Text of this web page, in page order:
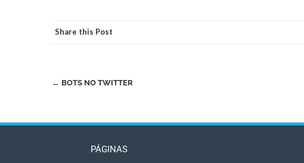
Share this Post
Post
← BOTS NO TWITTER
PÁGINAS